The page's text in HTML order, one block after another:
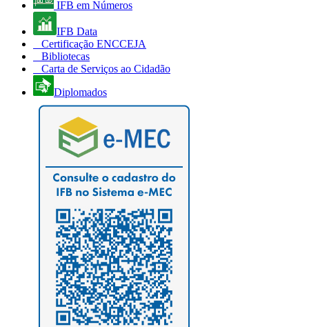
IFB em Números
IFB Data
Certificação ENCCEJA
Bibliotecas
Carta de Serviços ao Cidadão
Diplomados